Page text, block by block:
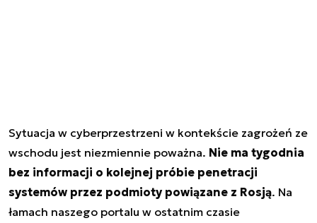
Sytuacja w cyberprzestrzeni w kontekście zagrożeń ze
wschodu jest niezmiennie poważna. Nie ma tygodnia
bez informacji o kolejnej próbie penetracji
systemów przez podmioty powiązane z Rosją. Na
łamach naszego portalu w ostatnim czasie